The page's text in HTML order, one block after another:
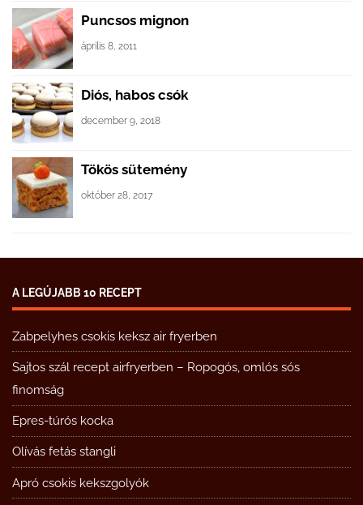
Puncsos mignon
április 8, 2011
Diós, habos csók
december 9, 2018
Tökös sütemény
október 28, 2017
A LEGÚJABB 10 RECEPT
Zabpelyhes csokis keksz air fryerben
Sajtos szál recept airfryerben – Ropogós, omlós sós
finomság
Epres-túrós kocka
Olívás fetás stangli
Apró csokis kekszgolyók